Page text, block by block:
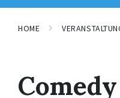
HOME
Comedy